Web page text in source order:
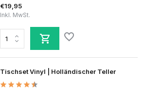
€19,95
Inkl. MwSt.
Tischset Vinyl | Holländischer Teller